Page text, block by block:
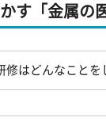
す「金属の
修はどんなことを